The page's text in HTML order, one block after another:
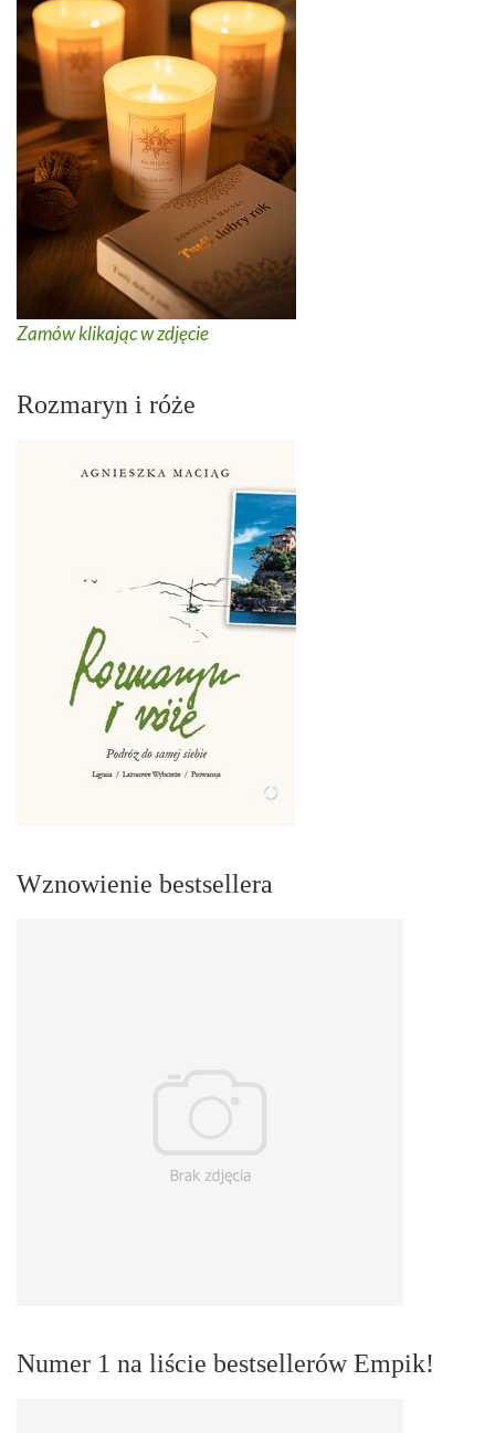
Zamów klikając w zdjęcie
Rozmaryn i róże
Wznowienie bestsellera
Numer 1 na liście bestsellerów Empik!